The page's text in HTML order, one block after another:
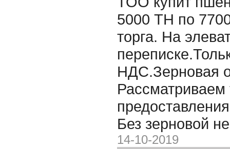
5000 ТН по
торга. На
НДС.Зерновая
Рассматриваем
Без зерновой
14-10-2019